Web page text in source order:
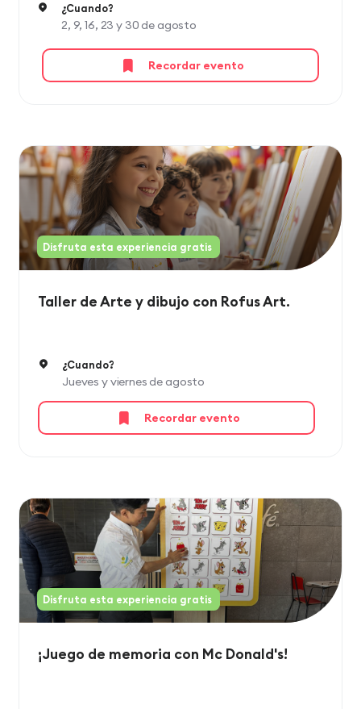
¿Cuando?
2, 9, 16, 23 y 30 de agosto
Recordar evento
Disfruta esta experiencia gratis
Taller de Arte y dibujo con Rofus Art.
¿Cuando?
Jueves y viernes de agosto
Recordar evento
Disfruta esta experiencia gratis
¡Juego de memoria con Mc Donald's!